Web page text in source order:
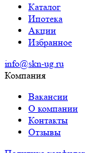
Каталог
Ипотека
Акции
Избранное
info@skn-ug.ru
Компания
Вакансии
О компании
Контакты
Отзывы